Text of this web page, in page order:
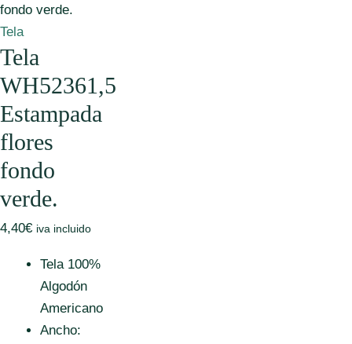
fondo verde.
Tela
Tela
WH52361,5
Estampada
flores
fondo
verde.
4,40€ iva incluido
Tela 100%
Algodón
Americano
Ancho: